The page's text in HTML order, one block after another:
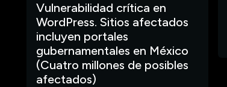
Vulnerabilidad crítica en
WordPress. Sitios afectados
incluyen portales
gubernamentales en México
(Cuatro millones de posibles
afectados)